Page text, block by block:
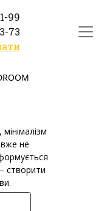
99
73
вже не
створити